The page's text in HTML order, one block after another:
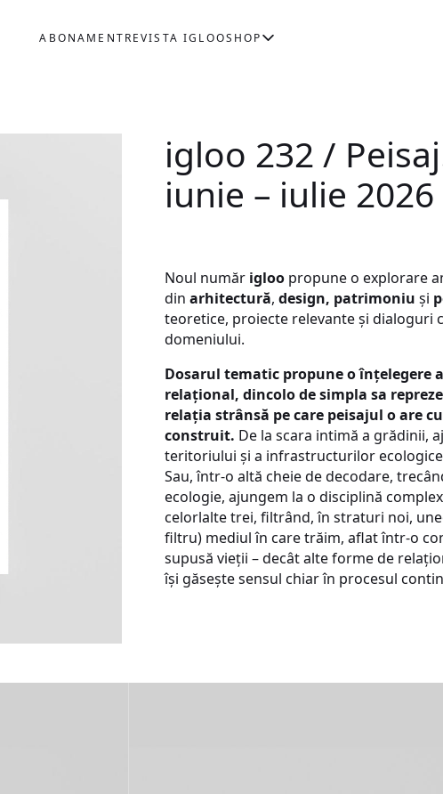
ABONAMENTREVISTA IGLOOSHOP
igloo 232 /
iunie – iulie 2026
Noul număr igloo propune o explorare
din arhitectură, design, patrimoniu și
teoretice, proiecte relevante și dialoguri
domeniului.
Dosarul tematic propune o înțelegere
relațional, dincolo de simpla sa
relația strânsă pe care peisajul o are
construit. De la scara intimă a grădinii,
teritoriului și a infrastructurilor
Sau, într-o altă cheie de decodare,
ecologie, ajungem la o disciplină
celorlalte trei, filtrând, în straturi noi,
filtru) mediul în care trăim, aflat într-o
supusă vieții – decât alte forme de
își găsește sensul chiar în procesul